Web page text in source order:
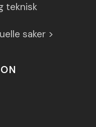
teknisk
saker >